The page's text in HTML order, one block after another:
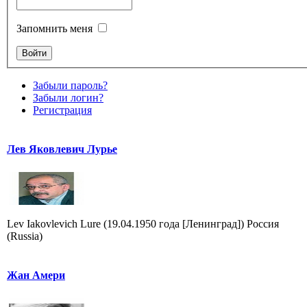
Запомнить меня
Забыли пароль?
Забыли логин?
Регистрация
Лев Яковлевич Лурье
Lev Iakovlevich Lure (19.04.1950 года [Ленинград]) Россия
(Russia)
Жан Амери